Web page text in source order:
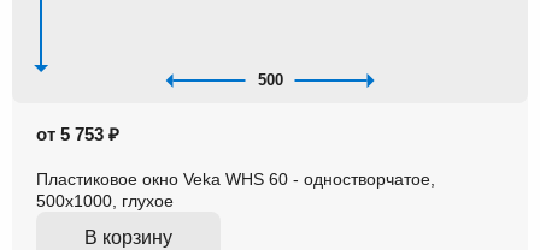
500
от 5 753 ₽
Пластиковое окно Veka WHS 60 - одностворчатое,
500x1000, глухое
В корзину